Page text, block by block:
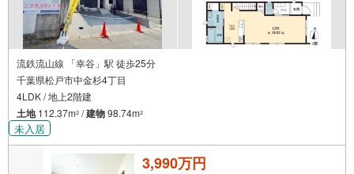
流鉄流山線 「幸谷」駅 徒歩25分
千葉県松戸市中金杉4丁目
4LDK / 地上2階建
土地112.37m2 /建物98.74m2
未入居
3,990万円